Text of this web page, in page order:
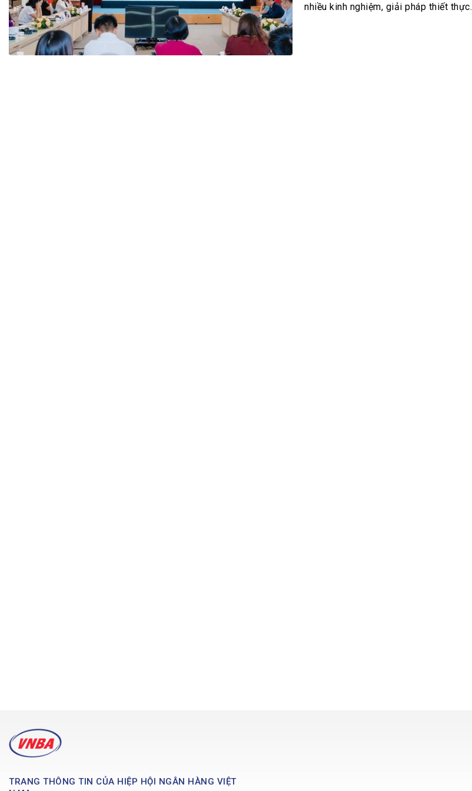
Bộ Chuẩn mực Đạo đức nghề nghiệp
Đối tác
Đấu giá tài sản
Thanh toán –Thẻ
Nhà quản trị
nhiều kinh nghiệm, giải pháp thiết thực.
TRANG THÔNG TIN CỦA HIỆP HỘI NGÂN HÀNG VIỆT